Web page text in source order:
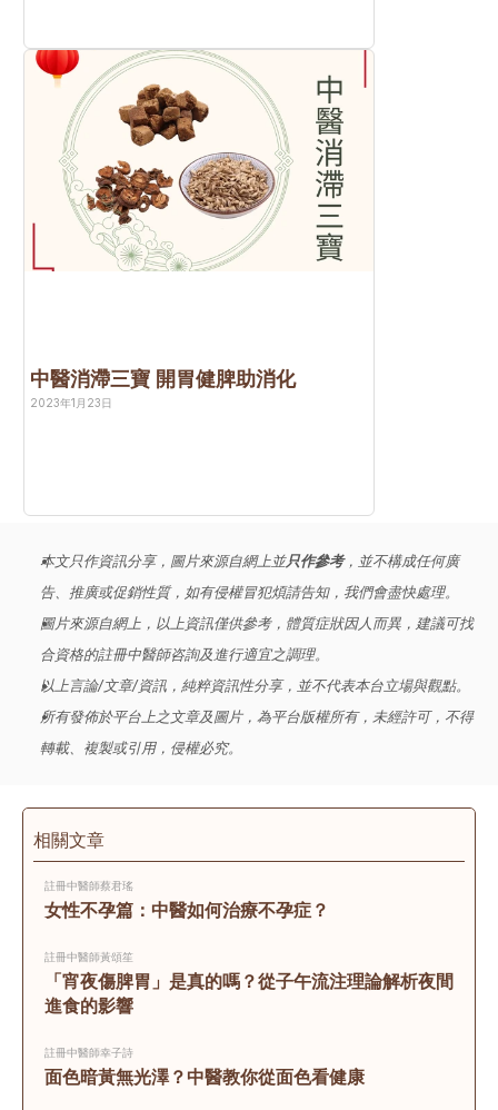
中醫消滯三寶 開胃健脾助消化
2023年1月23日
相關文章
註冊中醫師蔡君瑤
女性不孕篇：中醫如何治療不孕症？
註冊中醫師黃頌笙
「宵夜傷脾胃」是真的嗎？從子午流注理論解析夜間
進食的影響
註冊中醫師幸子詩
面色暗黃無光澤？中醫教你從面色看健康
本文只作資訊分享，圖片來源自網上並只作參考，並不構成任何廣
告、推廣或促銷性質，如有侵權冒犯煩請告知，我們會盡快處理。
圖片來源自網上，以上資訊僅供參考，體質症狀因人而異，建議可找
合資格的註冊中醫師咨詢及進行適宜之調理。
以上言論/文章/資訊，純粹資訊性分享，並不代表本台立場與觀點。
所有發佈於平台上之文章及圖片，為平台版權所有，未經許可，不得
轉載、複製或引用，侵權必究。